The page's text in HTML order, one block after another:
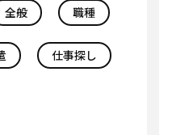
全般 職種
仕事探し